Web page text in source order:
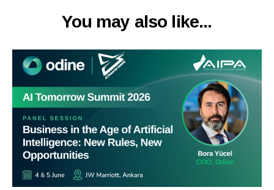
You may also like...